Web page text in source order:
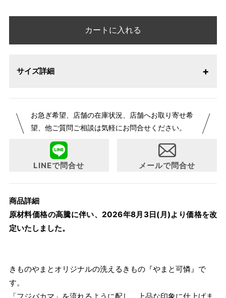
カートに入れる
サイズ詳細
が変更になりました。パターンオーダーは、お客様のお声か
らよりお召しになりやすい寸法に変更いたしました。変更点
について詳細をお知りになりたい方はお問い合わせくださ
お急ぎ希望、店舗の在庫状況、店舗へお取り寄せ希
望、他ご質問ご相談は気軽にお問合せください。
LINEで問合せ メールで問合せ
商品詳細
原材料価格の高騰に伴い、2026年8月3日(月)より価格を改
定いたしました。
きものやまとオリジナルの洗えるきもの『やまと可憐』で
す。